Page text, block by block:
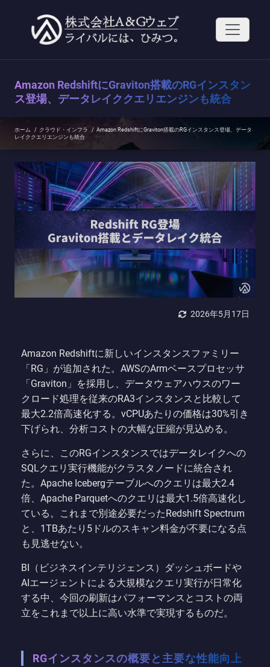
へ
Amazon RedshiftにGraviton搭載のRGインスタン
ス登場、データレイククエリエンジンも統合
ホーム / クラウド・インフラ / Amazon RedshiftにGraviton搭載のRGインスタンス登場、データ
レイククエリエンジンも統合
2026年5月17日
Amazon Redshiftに新しいインスタンスファミリー
「RG」が追加された。AWSのArmベースプロセッサ
「Graviton」を採用し、データウェアハウスのワー
クロード処理を従来のRA3インスタンスと比較して
最大2.2倍高速化する。vCPUあたりの価格は30%引き
下げられ、分析コストの大幅な圧縮が見込める。
さらに、このRGインスタンスではデータレイクへの
SQLクエリ実行機能がクラスタノードに統合され
た。Apache Icebergテーブルへのクエリは最大2.4
倍、Apache Parquetへのクエリは最大1.5倍高速化し
ている。これまで別途必要だったRedshift Spectrum
と、1TBあたり5ドルのスキャン料金が不要になる点
も見逃せない。
BI（ビジネスインテリジェンス）ダッシュボードや
AIエージェントによる大規模なクエリ実行が日常化
する中、今回の刷新はパフォーマンスとコストの両
立をこれまで以上に高い水準で実現するものだ。
RGインスタンスの概要と主要な性能向上